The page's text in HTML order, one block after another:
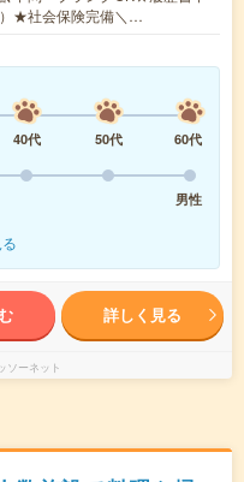
★社会保険完備＼…
40代 50代
60代
男性
詳しく見る
ソーネット